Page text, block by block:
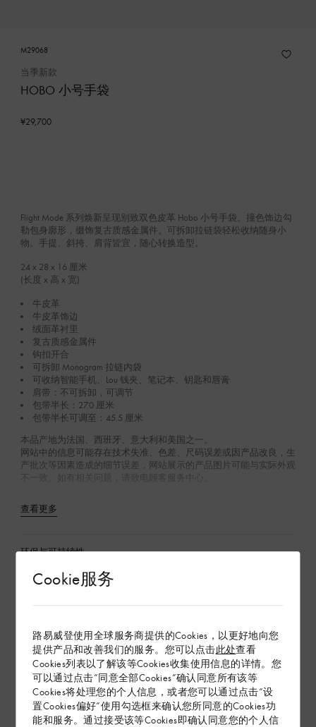
Cookie服务
路易威登使用全球服务商提供的Cookies，以更好地向您
提供产品和改善我们的服务。您可以点击此处查看
Cookies列表以了解该等Cookies收集使用信息的详情。您
可以通过点击“同意全部Cookies”确认同意所有该等
Cookies将处理您的个人信息，或者您可以通过点击“设
置Cookies偏好”使用勾选框来确认您所同意的Cookies功
能和服务。通过接受该等Cookies即确认同意您的个人信
M29068
当季新款
HOBO 小号手袋
¥29,700
Flight Mode 系列焕新呈现别致双色皮革 Hobo 小号手袋。撞色饰边勾
勒包身廓形，缀饰复古质感金属件。可拆卸拉链袋轻松收纳随身小
物。手提、斜挎、肩背皆宜，随心转换造型。
24 x 28 x 16 厘米
(长度 x 高 x 宽)
牛皮革
牛皮革饰边
绒面革衬里
复古质感金属件
钩扣开合
可拆卸 Monogram 拉链内袋
可收纳智能手机、Lou 钱夹、笔记本、钥匙和唇膏
肩带：不可拆卸，可调节
包带半长：27.0 厘米
包带半长可调至：45.5 厘米
本品产地为法国、西班牙、意大利和美国之一。
网站中的信息可能存在技术失准、色差、尺码误差或因产品改良，生
产批次等因素造成的细节误差，网站展示的产品图片可能与实际外观
不一致。如有相关问题，请致电顾客服务中心。
查看更多
环保与可持续性
产品养护
配送 & 退货
赠礼